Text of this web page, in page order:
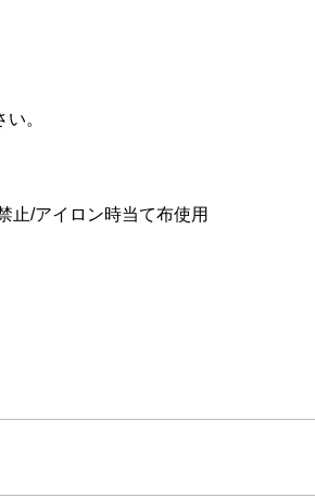
。
止/アイロン時当て布使用